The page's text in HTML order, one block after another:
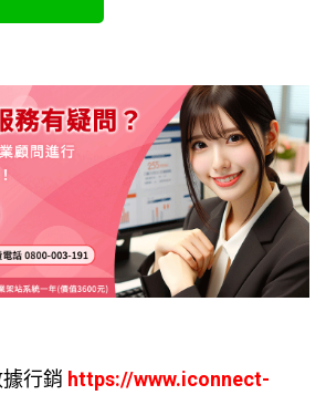
行銷 https://www.iconnect-